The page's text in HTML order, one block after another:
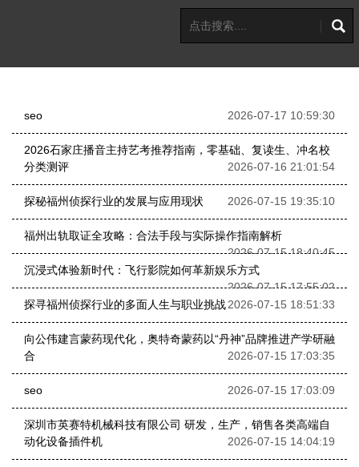
seo 2026-07-17 10:59:30
2026石家庄播音主持艺考推荐指南，零基础、复读生、冲名校
分类测评
2026-07-16 21:01:54
探秘福州侦探行业的发展与应用现状 2026-07-15 19:35:10
福州出轨取证全攻略：合法手段与实际操作指南解析
2026-07-15 18:40:45
沉浸式体验新时代：飞行影院如何革新娱乐方式
2026-07-15 17:55:02
探寻福州侦探行业的多面人生与职业挑战2026-07-15 18:51:33
向公伟建言蒙药现代化，奥特奇蒙药以“丹神”品牌推进产学研融
合
2026-07-15 17:03:35
seo 2026-07-15 17:03:09
深圳市英赛特机械科技有限公司 研发，生产，销售各类高端自
动化设备插件机
2026-07-15 14:04:19